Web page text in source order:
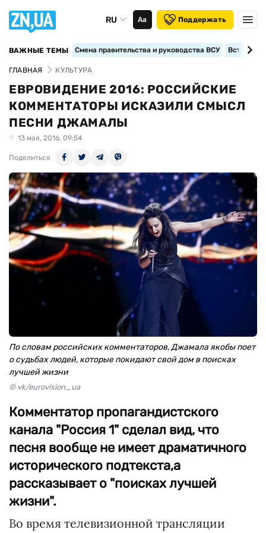
RU Аа Поддержать
ВАЖНЫЕ ТЕМЫ Смена правительства и руководства ВСУ
ГЛАВНАЯ КУЛЬТУРА
ЕВРОВИДЕНИЕ 2016: РОССИЙСКИЕ
КОММЕНТАТОРЫ ИСКАЗИЛИ СМЫСЛ
ПЕСНИ ДЖАМАЛЫ
13 мая, 2016, 09:54
Поделиться
По словам российских комментаторов, Джамала якобы поет
о судьбах людей, которые покидают свой дом в поисках
лучшей жизни
© vk/eurovision_ua
Комментатор пропагандистского
канала "Россия 1" сделал вид, что
песня вообще не имеет драматичного
исторического подтекста,а
рассказывает о "поисках лучшей
жизни".
Во время телевизионной трансляции